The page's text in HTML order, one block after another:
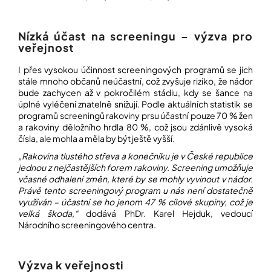
Nízká účast na screeningu – výzva pro
veřejnost
I přes vysokou účinnost screeningových programů se jich
stále mnoho občanů neúčastní, což zvyšuje riziko, že nádor
bude zachycen až v pokročilém stádiu, kdy se šance na
úplné vyléčení znatelně snižují. Podle aktuálních statistik se
programů screeningů rakoviny prsu účastní pouze 70 % žen
a rakoviny děložního hrdla 80 %, což jsou zdánlivě vysoká
čísla, ale mohla a měla by být ještě vyšší.
„Rakovina tlustého střeva a konečníku je v České republice
jednou z nejčastějších forem rakoviny. Screening umožňuje
včasné odhalení změn, které by se mohly vyvinout v nádor.
Právě tento screeningový program u nás není dostatečně
využíván – účastní se ho jenom 47 % cílové skupiny, což je
velká škoda,“dodává PhDr. Karel Hejduk, vedoucí
Národního screeningového centra.
Výzva k veřejnosti